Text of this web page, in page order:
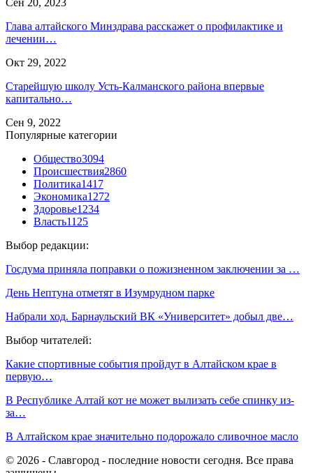
Сен 20, 2023
Глава алтайского Минздрава расскажет о профилактике и
лечении…
Окт 29, 2022
Старейшую школу Усть-Калманского района впервые
капитально…
Сен 9, 2022
Популярные категории
Общество3094
Происшествия2860
Политика1417
Экономика1272
Здоровье1234
Власть1125
Выбор редакции:
Госдума приняла поправки о пожизненном заключении за …
День Нептуна отметят в Изумрудном парке
Набрали ход. Барнаульский ВК «Университет» добыл две…
Выбор читателей:
Какие спортивные события пройдут в Алтайском крае в
первую…
В Республике Алтай кот не может вылизать себе спинку из-
за…
В Алтайском крае значительно подорожало сливочное масло
© 2026 - Славгород - последние новости сегодня. Все права